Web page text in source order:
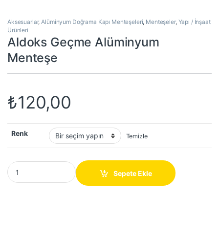
Aksesuarlar,Alüminyum Doğrama Kapı Menteşeleri, Menteşeler, Yapı / İnşaat
Ürünleri
Aldoks Geçme Alüminyum
Menteşe
₺120,00
Renk Temizle
Aldoks Geçme Alüminyum Menteşe quantity
Sepete Ekle